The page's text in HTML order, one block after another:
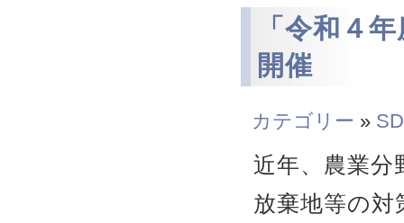
「令和４
開催
カテゴリー »
近年、農業分
放棄地等の